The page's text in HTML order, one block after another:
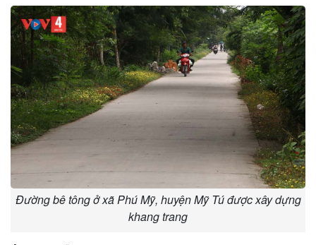
Đường bê tông ở xã Phú Mỹ, huyện Mỹ Tú được xây dựng
khang trang